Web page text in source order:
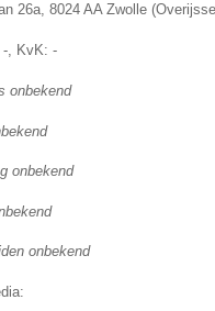
26a, 8024 AA Zwolle (Overijssel
-, KvK: -
onbekend
onbekend
onbekend